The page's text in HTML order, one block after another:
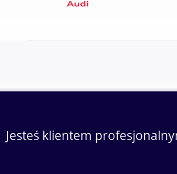
Jesteś klientem